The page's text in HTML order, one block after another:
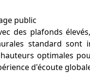
public
des plafonds
standard sont
optimales
d'écoute